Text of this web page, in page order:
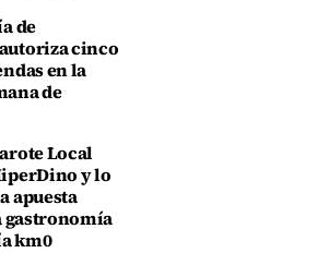
de
cinco
en la
de
Local
y lo
apuesta
gastronomía
km0